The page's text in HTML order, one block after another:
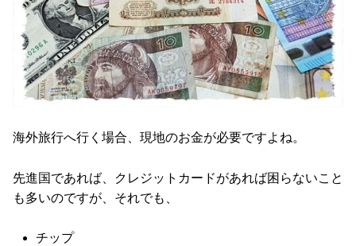
海外旅行へ行く場合、現地のお金が必要ですよね。
先進国であれば、クレジットカードがあれば困らないこと
も多いのですが、それでも、
チップ